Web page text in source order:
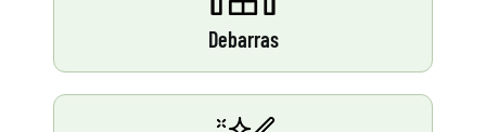
Debarras